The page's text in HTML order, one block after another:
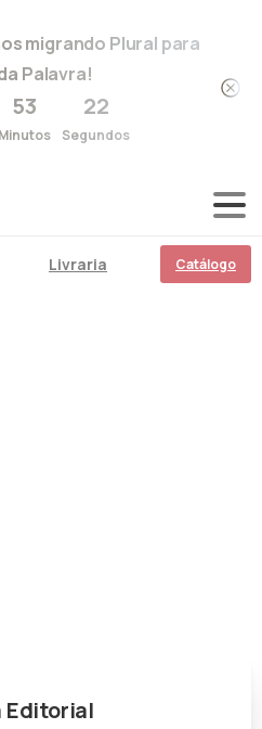
migrando Plural para
Palavra!
53
Minutos
22
Segundos
Livraria Catálogo
Editorial